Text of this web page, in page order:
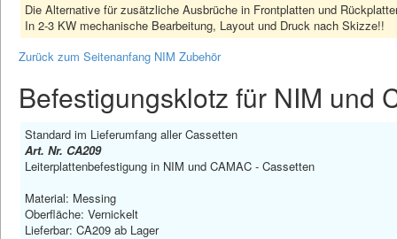
Die Alternative für zusätzliche Ausbrüche in Frontplatten und
In 2-3 KW mechanische Bearbeitung, Layout und Druck nach Skizze!!
Zurück zum Seitenanfang NIM Zubehör
Befestigungsklotz für NIM und
Standard im Lieferumfang aller Cassetten
Art. Nr. CA209
Leiterplattenbefestigung in NIM und CAMAC - Cassetten
Material: Messing
Oberfläche: Vernickelt
Lieferbar: CA209 ab Lager